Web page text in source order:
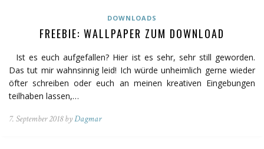
DOWNLOADS
FREEBIE: WALLPAPER ZUM DOWNLOAD
Ist es euch aufgefallen? Hier ist es sehr, sehr still geworden.
Das tut mir wahnsinnig leid! Ich würde unheimlich gerne wieder
öfter schreiben oder euch an meinen kreativen Eingebungen
teilhaben lassen,…
7. September 2018 byDagmar